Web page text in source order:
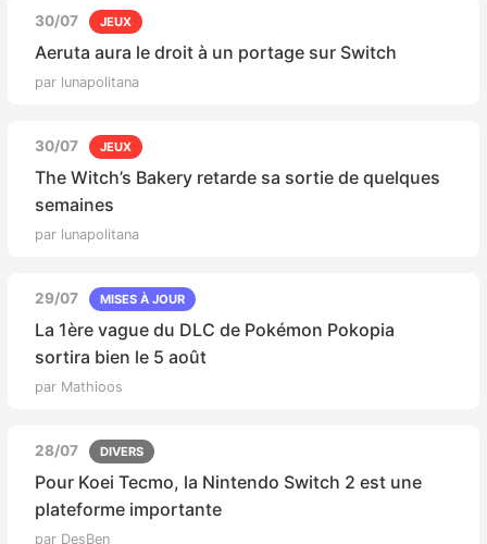
30/07 JEUX
Aeruta aura le droit à un portage sur Switch
par lunapolitana
30/07 JEUX
The Witch’s Bakery retarde sa sortie de quelques
semaines
par lunapolitana
29/07 MISES À JOUR
La 1ère vague du DLC de Pokémon Pokopia
sortira bien le 5 août
par Mathioos
28/07 DIVERS
Pour Koei Tecmo, la Nintendo Switch 2 est une
plateforme importante
par DesBen